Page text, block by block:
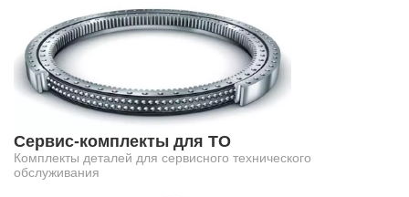
Сервис-комплекты для ТО
Комплекты деталей для сервисного технического
обслуживания